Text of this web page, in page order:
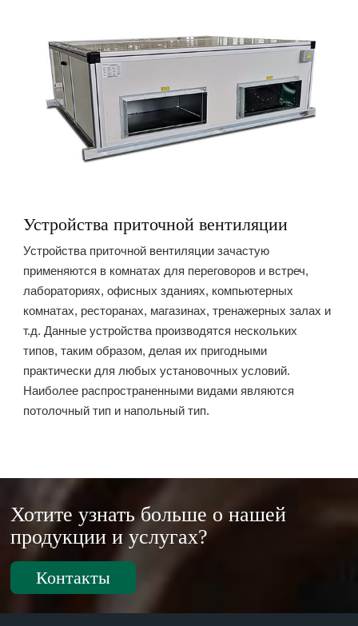
Устройства приточной вентиляции
Устройства приточной вентиляции зачастую
применяются в комнатах для переговоров и встреч,
лабораториях, офисных зданиях, компьютерных
комнатах, ресторанах, магазинах, тренажерных залах и
т.д. Данные устройства производятся нескольких
типов, таким образом, делая их пригодными
практически для любых установочных условий.
Наиболее распространенными видами являются
потолочный тип и напольный тип.
Хотите узнать больше о нашей
продукции и услугах?
Контакты